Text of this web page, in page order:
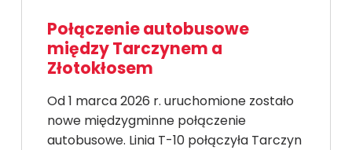
Połączenie autobusowe
między Tarczynem a
Złotokłosem
Od 1 marca 2026 r. uruchomione zostało
nowe międzygminne połączenie
autobusowe. Linia T-10 połączyła Tarczyn